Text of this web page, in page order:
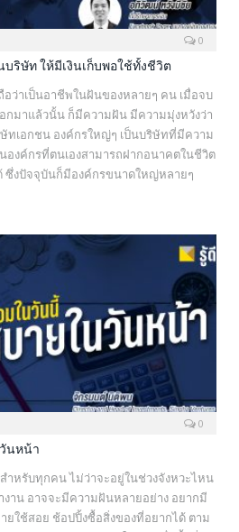
0
ริษัท ให้มีเงินเก็บพอใช้ทั้งชีวิต
ว่าเป็นอาชีพในฝันของหลายๆ คน เมื่อจบ
กมาแล้วนั้น ก็มีความฝัน มีความมุ่งหวังว่า
ทเอกชน องค์กรใหญ่ๆ เป็นบริษัทที่มีความ
องค์กรที่ตนเองสามารถฝากอนาคตในชีวิต
ซึ่งปัจจุบันก็มีองค์กรขนาดใหญ่หลายๆ
ใหญ่จะเกษียณจากการทำงานเมื่อตนเอง
0
นหน้า
สำหรับทุกคน ไม่ว่าจะอยู่ในช่วงจังหวะไหน
งาน อาจจะมีความฝันหลายอย่าง อยากมี
ยใช้สอย ช้อปปิ้งซื้อสิ่งของที่อยากได้ ตาม